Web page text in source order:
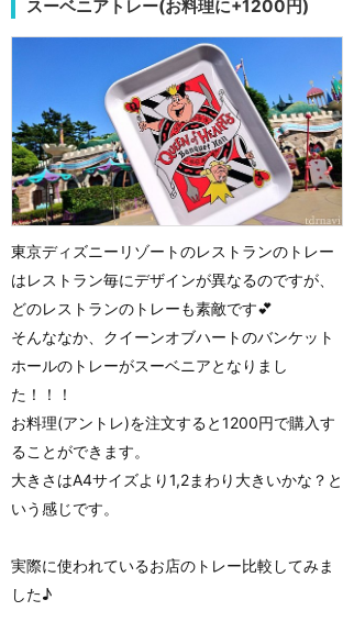
スーベニアトレー(お料理に+1200円)
東京ディズニーリゾートのレストランのトレー
はレストラン毎にデザインが異なるのですが、
どのレストランのトレーも素敵です💕
そんななか、クイーンオブハートのバンケット
ホールのトレーがスーベニアとなりまし
た！！！
お料理(アントレ)を注文すると1200円で購入す
ることができます。
大きさはA4サイズより1,2まわり大きいかな？と
いう感じです。
実際に使われているお店のトレー比較してみま
した♪